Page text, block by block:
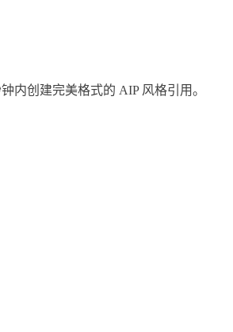
内创建完美格式的 AIP 风格引用。